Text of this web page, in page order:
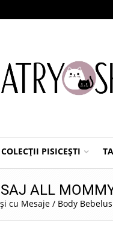
COLECȚII PISICEȘTI
ALL
cu Mesaje / Body